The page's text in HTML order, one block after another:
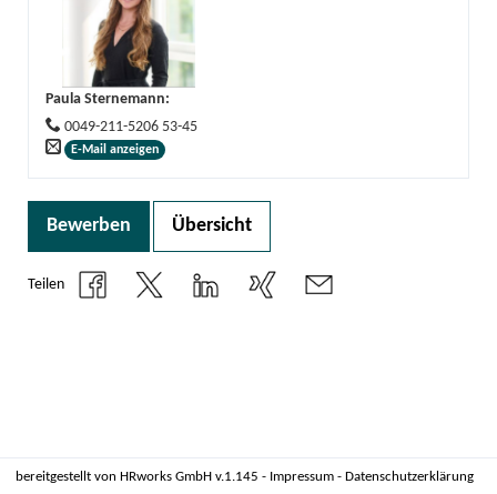
Paula Sternemann:
0049-211-5206 53-45
E-Mail anzeigen
Bewerben Übersicht
Teilen
bereitgestellt von HRworks GmbH v.1.145 - Impressum - Datenschutzerklärung